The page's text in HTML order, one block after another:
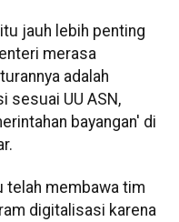
jauh lebih penting
merasa
adalah
sesuai UU ASN,
bayangan' di
telah membawa tim
digitalisasi karena